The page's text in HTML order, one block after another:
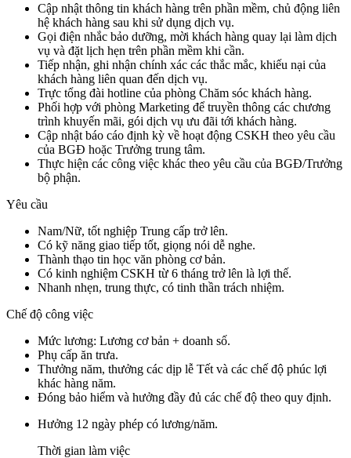
Cập nhật thông tin khách hàng trên phần mềm, chủ động liên
hệ khách hàng sau khi sử dụng dịch vụ.
Gọi điện nhắc bảo dưỡng, mời khách hàng quay lại làm dịch
vụ và đặt lịch hẹn trên phần mềm khi cần.
Tiếp nhận, ghi nhận chính xác các thắc mắc, khiếu nại của
khách hàng liên quan đến dịch vụ.
Trực tổng đài hotline của phòng Chăm sóc khách hàng.
Phối hợp với phòng Marketing để truyền thông các chương
trình khuyến mãi, gói dịch vụ ưu đãi tới khách hàng.
Cập nhật báo cáo định kỳ về hoạt động CSKH theo yêu cầu
của BGĐ hoặc Trưởng trung tâm.
Thực hiện các công việc khác theo yêu cầu của BGĐ/Trưởng
bộ phận.
Yêu cầu
Nam/Nữ, tốt nghiệp Trung cấp trở lên.
Có kỹ năng giao tiếp tốt, giọng nói dễ nghe.
Thành thạo tin học văn phòng cơ bản.
Có kinh nghiệm CSKH từ 6 tháng trở lên là lợi thế.
Nhanh nhẹn, trung thực, có tinh thần trách nhiệm.
Chế độ công việc
Mức lương: Lương cơ bản + doanh số.
Phụ cấp ăn trưa.
Thưởng năm, thưởng các dịp lễ Tết và các chế độ phúc lợi
khác hàng năm.
Đóng bảo hiểm và hưởng đầy đủ các chế độ theo quy định.
Hưởng 12 ngày phép có lương/năm.
Thời gian làm việc